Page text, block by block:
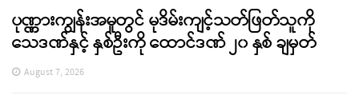
ပုဏ္ဏားကျွန်းအမှုတွင် မုဒိမ်းကျင့်သတ်ဖြတ်သူကို
သေဒဏ်နှင့် နှစ်ဦးကို ထောင်ဒဏ် ၂၀ နှစ် ချမှတ်
August 7, 2026